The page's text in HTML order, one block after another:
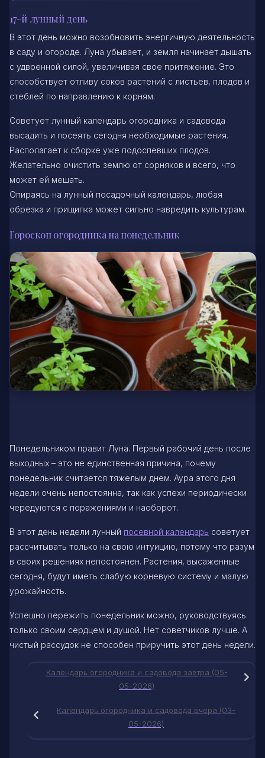
17-й лунный день
В этот день можно возобновить энергичную деятельность
в саду и огороде. Луна убывает, и земля начинает дышать
с удвоенной силой, увеличивая свое притяжение. Это
способствует отливу соков растений с листьев, плодов и
стеблей по направлению к корням.
Советует лунный календарь огородника и садовода
высадить и посеять сегодня необходимые растения.
Располагает к сборке уже подоспевших плодов.
Желательно очистить землю от сорняков и всего, что
может ей мешать.
Опираясь на лунный посадочный календарь, любая
обрезка и прищипка может сильно навредить культурам.
Гороскоп огородника на понедельник
Понедельником правит Луна. Первый рабочий день после
выходных – это не единственная причина, почему
понедельник считается тяжелым днем. Аура этого дня
недели очень непостоянна, так как успехи периодически
чередуются с поражениями и наоборот.
В этот день недели лунный посевной календарь советует
рассчитывать только на свою интуицию, потому что разум
в своих решениях непостоянен. Растения, высаженные
сегодня, будут иметь слабую корневую систему и малую
урожайность.
Успешно пережить понедельник можно, руководствуясь
только своим сердцем и душой. Нет советчиков лучше. А
чистый рассудок не способен приручить этот день недели.
Календарь огородника и садовода завтра (05-
05-2026)
Календарь огородника и садовода вчера (03-
05-2026)